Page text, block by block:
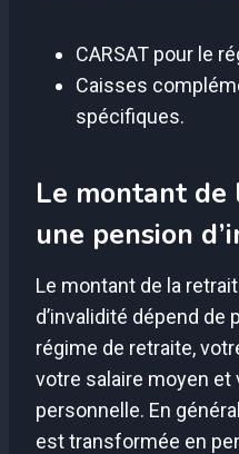
CARSAT pour le
Caisses
spécifiques.
Le montant
une pension
Le montant de la
d’invalidité dépend
régime de retraite,
votre salaire moyen et
personnelle. En
est transformée en